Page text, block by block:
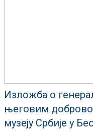
Изложба о
његовим
музеју Србије у